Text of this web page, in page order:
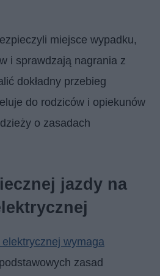
miejsce wypadku,
i sprawdzają nagrania z
dokładny przebieg
do rodziców i opiekunów
o zasadach
jazdy na
wymaga
zasad